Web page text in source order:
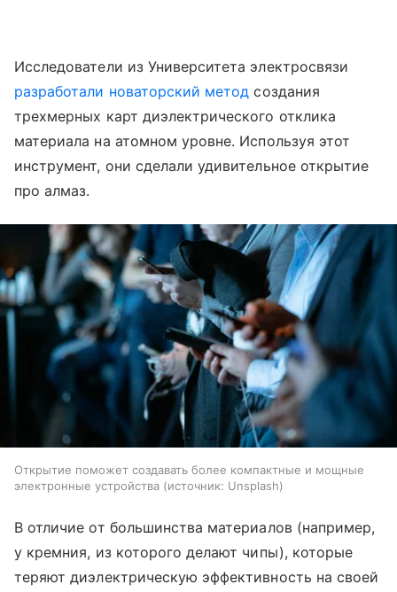
Исследователи из Университета электросвязи
разработали новаторский метод создания
трехмерных карт диэлектрического отклика
материала на атомном уровне. Используя этот
инструмент, они сделали удивительное открытие
про алмаз.
Открытие поможет создавать более компактные и мощные
электронные устройства
источник: Unsplash
В отличие от большинства материалов (например,
у кремния, из которого делают чипы), которые
теряют диэлектрическую эффективность на своей